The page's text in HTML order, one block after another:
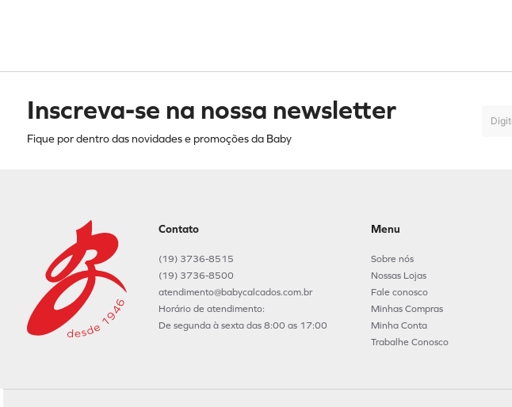
Inscreva-se na nossa newsletter
Fique por dentro das novidades e promoções da Baby
Contato
(19) 3736-8515
(19) 3736-8500
atendimento@babycalcados.com.br
Horário de atendimento:
De segunda à sexta das 8:00 as 17:00
Menu
Sobre nós
Nossas Lojas
Fale conosco
Minhas Compras
Minha Conta
Trabalhe Conosco